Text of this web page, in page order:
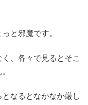
と邪魔です。
、各々で見るとそこ
なるとなかなか厳し